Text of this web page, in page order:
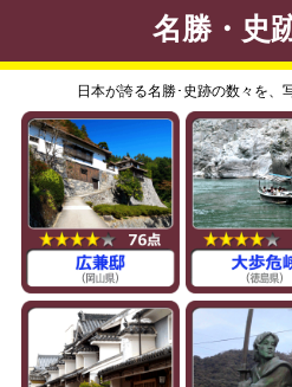
名勝・史
日本が誇る名勝･史跡の数々を、